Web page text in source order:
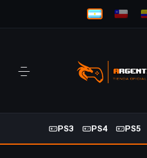
PS3 PS4 PS5